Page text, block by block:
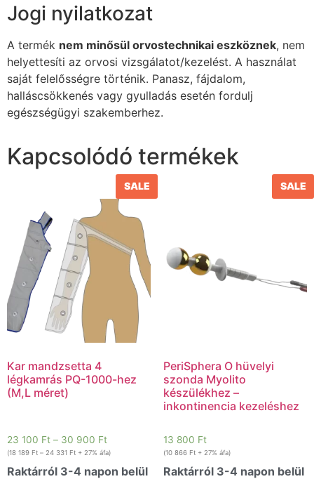
Jogi nyilatkozat
A termék nem minősül orvostechnikai eszköznek, nem
helyettesíti az orvosi vizsgálatot/kezelést. A használat
saját felelősségre történik. Panasz, fájdalom,
halláscsökkenés vagy gyulladás esetén fordulj
egészségügyi szakemberhez.
Kapcsolódó termékek
SALE
Kar mandzsetta 4
légkamrás PQ-1000-hez
(M,L méret)
23 100 Ft – 30 900 Ft
(18 189 Ft – 24 331 Ft + 27% áfa)
Raktárról 3-4 napon belül
SALE
PeriSphera O hüvelyi
szonda Myolito
készülékhez –
inkontinencia kezeléshez
13 800 Ft
(10 866 Ft+ 27% áfa)
Raktárról 3-4 napon belül